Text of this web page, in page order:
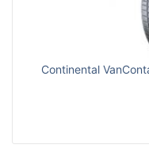
Continental